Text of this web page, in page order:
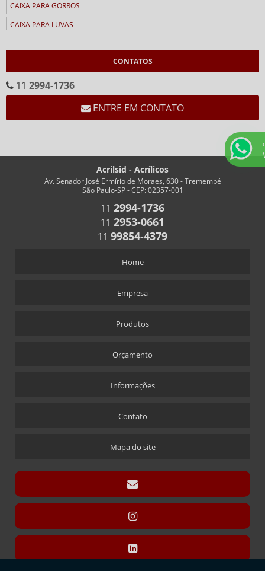
CAIXA PARA GORROS
CAIXA PARA LUVAS
CALENDÁRIOS
CALENDÁRIO EM ACRÍLICO FORMATO “V”
CHAVEIROS
CHAVEIRO PERSONALIZADO
CHAVEIRO RETANGULAR
CHAVEIROS COM TRILHO PARA NÚMEROS
CHAVEIROS PERSONALIZADOS RETANGULARES
ALFINETE QUE ACOMPANHA CRACHÁ
CRACHÁ EM ACRÍLICO COM IMPRESSÃO DIGITAL
ÍMÃ QUE ACOMPANHA CRACHÁ
DISPLAY PARA CARTÃO EXPOSITOR
DISPLAY MODELO “T” SANDUÍCHE EM ACRÍLICO
DISPLAYS L
CONTATOS
11 2994-1736
ENTRE EM CONTATO
Acrilsid - Acrílicos
Av. Senador José Ermírio de Moraes, 630 - Tremembé
São Paulo-SP - CEP: 02357-001
11 2994-1736
11 2953-0661
11 99854-4379
Home
Empresa
Produtos
Orçamento
Informações
Contato
Mapa do site